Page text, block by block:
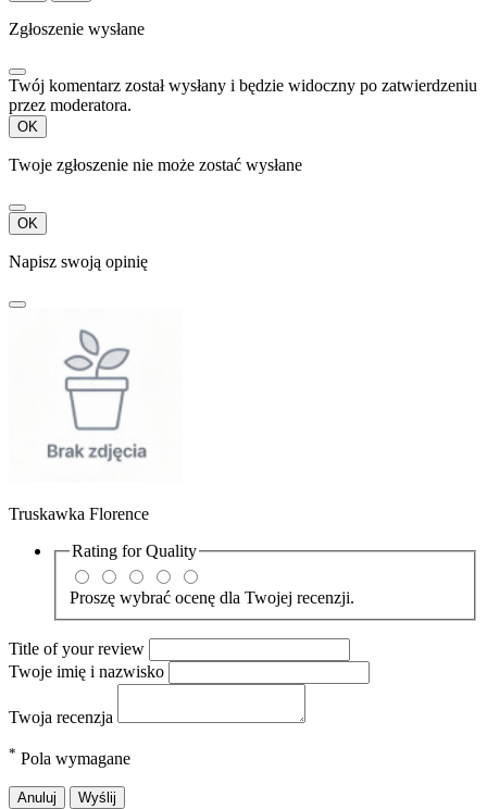
Zgłoszenie wysłane
Twój komentarz został wysłany i będzie widoczny po zatwierdzeniu
przez moderatora.
OK
Twoje zgłoszenie nie może zostać wysłane
OK
Napisz swoją opinię
Truskawka Florence
Rating forQuality
Proszę wybrać ocenę dla Twojej recenzji.
Title of your review
Twoje imię i nazwisko
Twoja recenzja
* Pola wymagane
Anuluj Wyślij